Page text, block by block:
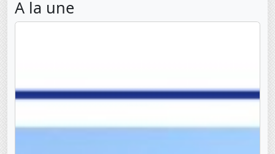
A la une